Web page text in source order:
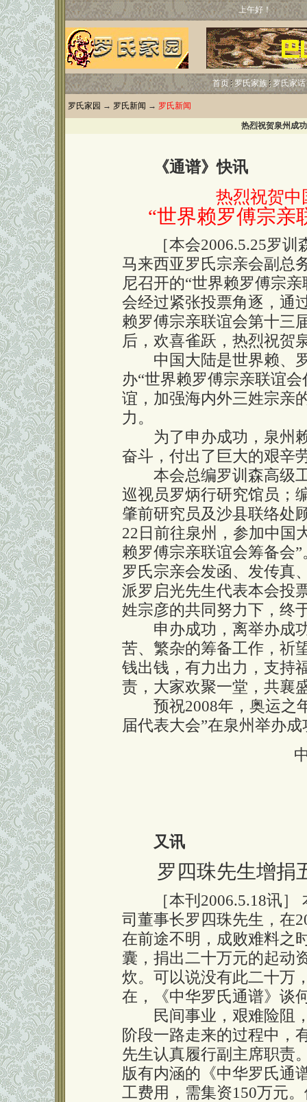
上午好！
首页 罗氏家族 罗氏家话
罗氏家园 → 罗氏新闻 → 罗氏新闻
热烈祝贺泉州成
《通谱》快讯
热烈祝贺中
“世界赖罗傅宗亲
［本会2006.5.25罗训
马来西亚罗氏宗亲会副总
尼召开的“世界赖罗傅宗
会经过紧张投票角逐，通
赖罗傅宗亲联谊会第十三
后，欢喜雀跃，热烈祝贺
中国大陆是世界赖、罗
办“世界赖罗傅宗亲联谊
谊，加强海内外三姓宗亲
力。
为了申办成功，泉州赖
奋斗，付出了巨大的艰辛
本会总编罗训森高级工
巡视员罗炳行研究馆员；
肇前研究员及沙县联络处
22日前往泉州，参加中国
赖罗傅宗亲联谊会筹备会
罗氏宗亲会发函、发传真
派罗启光先生代表本会投
姓宗彦的共同努力下，终
申办成功，离举办成功
苦、繁杂的筹备工作，祈
钱出钱，有力出力，支持
责，大家欢聚一堂，共襄
预祝2008年，奥运之年
届代表大会”在泉州举办成
又讯
罗四珠先生增
［本刊2006.5.18讯］
司董事长罗四珠先生，在
在前途不明，成败难料之
囊，捐出二十万元的起动
炊。可以说没有此二十万
在，《中华罗氏通谱》谈
民间事业，艰难险阻，
阶段一路走来的过程中，
先生认真履行副主席职责
版有内涵的《中华罗氏通
工费用，需集资150万元